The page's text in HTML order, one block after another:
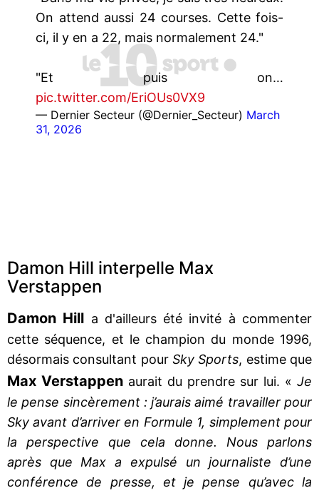
On attend aussi 24 courses. Cette fois-
ci, il y en a 22, mais normalement 24."
"Et puis on…
pic.twitter.com/EriOUs0VX9
— Dernier Secteur (@Dernier_Secteur) March
31, 2026
Damon Hill interpelle Max
Verstappen
Damon Hill a d'ailleurs été invité à commenter
cette séquence, et le champion du monde 1996,
désormais consultant pour Sky Sports, estime que
Max Verstappen aurait du prendre sur lui. « Je
le pense sincèrement : j’aurais aimé travailler pour
Sky avant d’arriver en Formule 1, simplement pour
la perspective que cela donne. Nous parlons
après que Max a expulsé un journaliste d’une
conférence de presse, et je pense qu’avec la